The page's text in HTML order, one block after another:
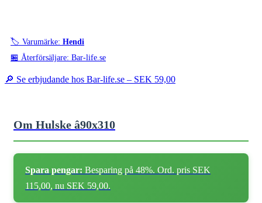
🏷️ Varumärke: Hendi
🏪 Återförsäljare: Bar-life.se
🔎 Se erbjudande hos Bar-life.se – SEK 59,00
Om Hulske â90x310
Spara pengar: Besparing på 48%. Ord. pris SEK
115,00, nu SEK 59,00.